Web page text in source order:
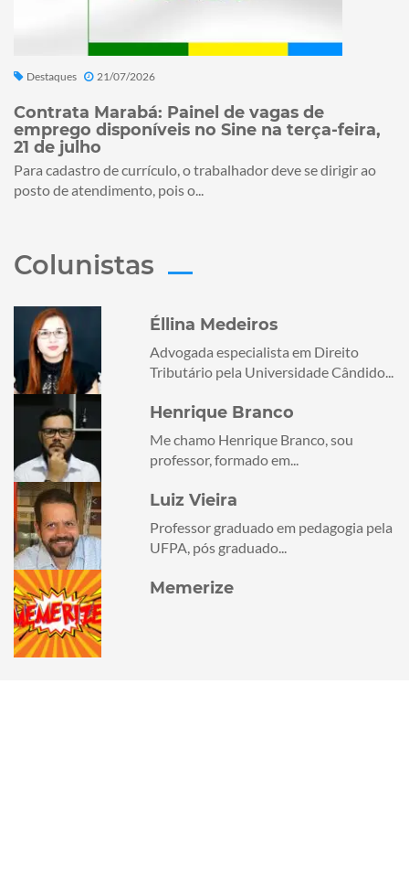
Destaques 21/07/2026
Contrata Marabá: Painel de vagas de
emprego disponíveis no Sine na terça-feira,
21 de julho
Para cadastro de currículo, o trabalhador deve se dirigir ao
posto de atendimento, pois o...
Colunistas
Éllina Medeiros
Advogada especialista em Direito
Tributário pela Universidade Cândido...
Henrique Branco
Me chamo Henrique Branco, sou
professor, formado em...
Luiz Vieira
Professor graduado em pedagogia pela
UFPA, pós graduado...
Memerize